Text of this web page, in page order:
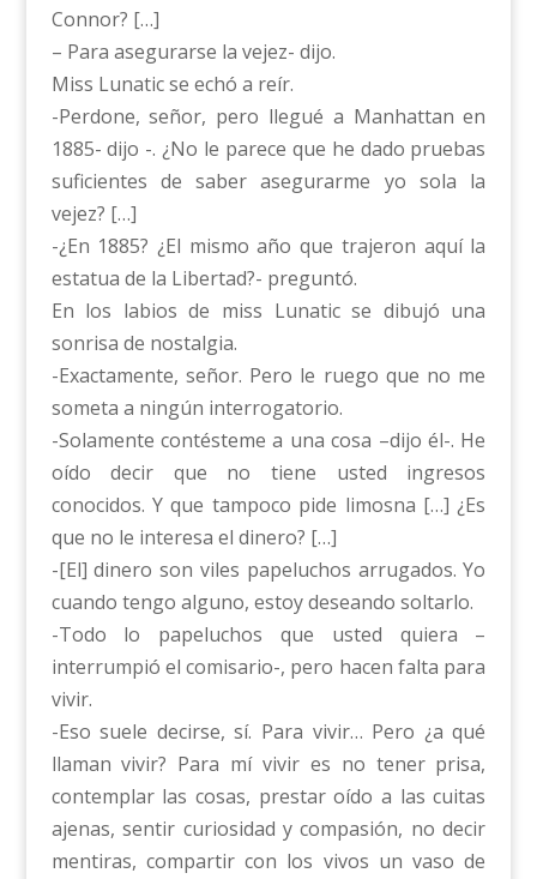
Connor? […]
– Para asegurarse la vejez- dijo.
Miss Lunatic se echó a reír.
-Perdone, señor, pero llegué a Manhattan en
1885- dijo -. ¿No le parece que he dado pruebas
suficientes de saber asegurarme yo sola la
vejez? […]
-¿En 1885? ¿El mismo año que trajeron aquí la
estatua de la Libertad?- preguntó.
En los labios de miss Lunatic se dibujó una
sonrisa de nostalgia.
-Exactamente, señor. Pero le ruego que no me
someta a ningún interrogatorio.
-Solamente contésteme a una cosa –dijo él-. He
oído decir que no tiene usted ingresos
conocidos. Y que tampoco pide limosna […] ¿Es
que no le interesa el dinero? […]
-[El] dinero son viles papeluchos arrugados. Yo
cuando tengo alguno, estoy deseando soltarlo.
-Todo lo papeluchos que usted quiera –
interrumpió el comisario-, pero hacen falta para
vivir.
-Eso suele decirse, sí. Para vivir… Pero ¿a qué
llaman vivir? Para mí vivir es no tener prisa,
contemplar las cosas, prestar oído a las cuitas
ajenas, sentir curiosidad y compasión, no decir
mentiras, compartir con los vivos un vaso de